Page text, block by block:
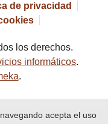
de privacidad
los derechos.
informáticos.
.
acepta el uso